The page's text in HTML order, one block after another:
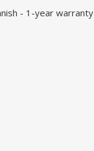
- 1-year warranty